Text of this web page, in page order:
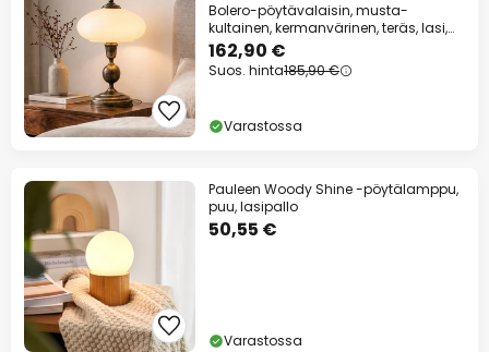
Bolero-pöytävalaisin, musta-
kultainen, kermanvärinen, teräs, lasi,
E14
162,90 €
Suos. hinta185,90 €
Varastossa
Pauleen Woody Shine -pöytälamppu,
puu, lasipallo
50,55 €
Varastossa